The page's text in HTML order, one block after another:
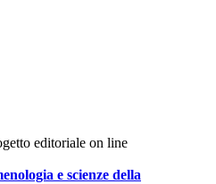
editoriale on line
e scienze della